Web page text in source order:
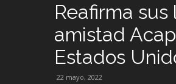
Reafirma sus
amistad
Estados
22 mayo, 2022